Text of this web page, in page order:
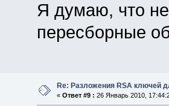
Я думаю, что
пересборные
Re: Разложения RSA ключей
« Ответ #9 : 26 Январь 2010,